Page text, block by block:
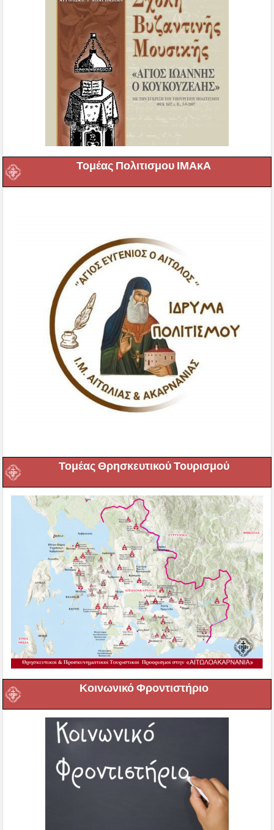
Τομέας Πολιτισμου ΙΜΑκΑ
Τομέας Θρησκευτικού Τουρισμού
Κοινωνικό Φροντιστήριο